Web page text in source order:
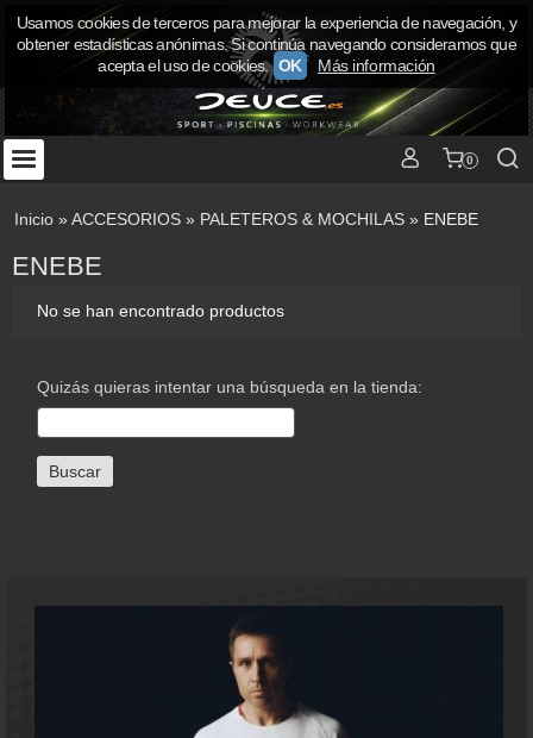
0
Inicio »ACCESORIOS » PALETEROS & MOCHILAS » ENEBE
ENEBE
No se han encontrado productos
Quizás quieras intentar una búsqueda en la tienda:
Usamos cookies de terceros para mejorar la experiencia de navegación, y
obtener estadísticas anónimas. Si continúa navegando consideramos que
acepta el uso de cookies. OK Más información